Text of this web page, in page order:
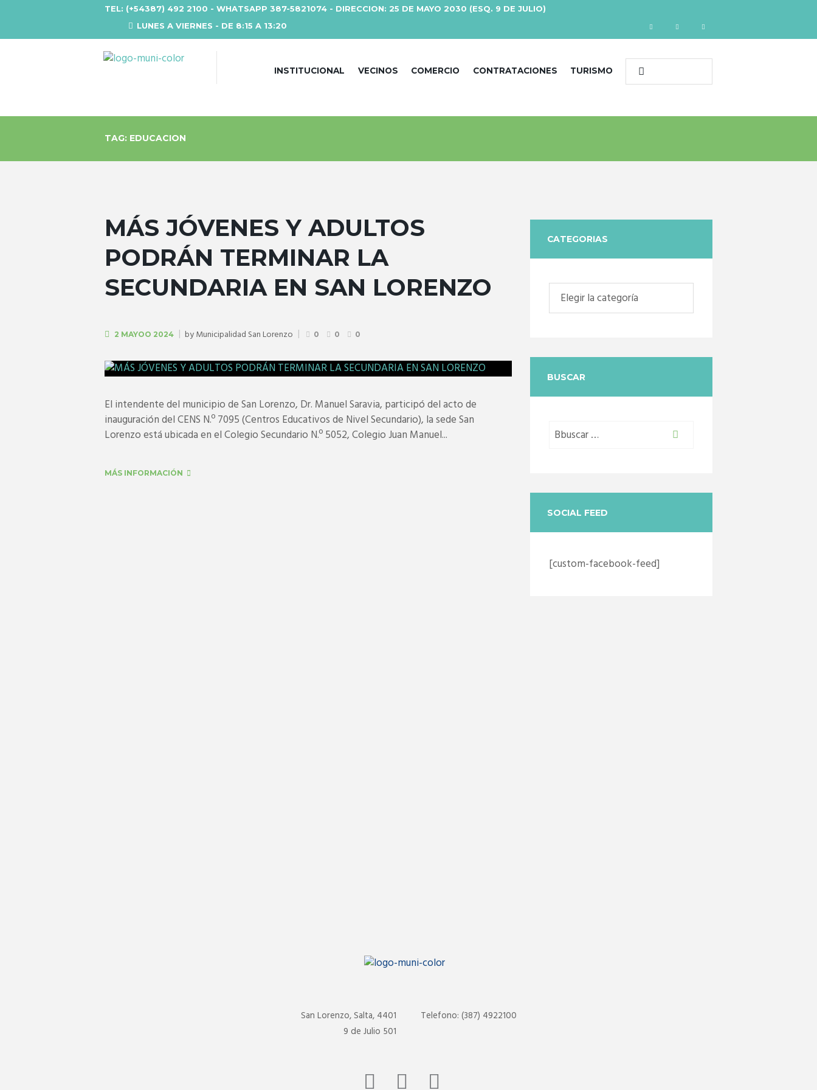
TEL: (+54387) 492 2100 - WHATSAPP 387-5821074 - DIRECCION: 25 DE MAYO 2030 (ESQ. 9 DE JULIO)
LUNES A VIERNES - DE 8:15 A 13:20
INSTITUCIONAL VECINOS COMERCIO CONTRATACIONES TURISMO
TAG: EDUCACION
MÁS JÓVENES Y ADULTOS
PODRÁN TERMINAR LA
SECUNDARIA EN SAN LORENZO
2 MAYOO 2024 byMunicipalidad San Lorenzo 0 0 0
El intendente del municipio de San Lorenzo, Dr. Manuel Saravia, participó del acto de
inauguración del CENS N.º 7095 (Centros Educativos de Nivel Secundario), la sede San
Lorenzo está ubicada en el Colegio Secundario N.º 5052, Colegio Juan Manuel...
MÁS INFORMACIÓN
CATEGORIAS
Categorias
BUSCAR
SOCIAL FEED
[custom-facebook-feed]
Telefono: (387) 4922100
San Lorenzo, Salta, 4401
9 de Julio 501